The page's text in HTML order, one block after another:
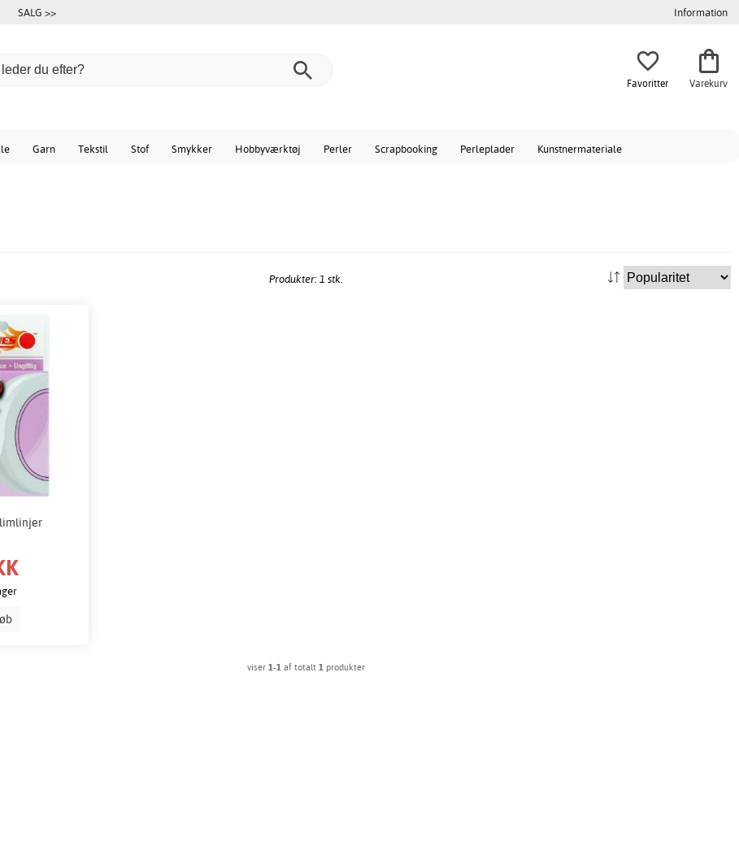
SALG >> Information
Favoritter Varekurv
Garn Tekstil Stof Smykker Hobbyværktøj Perler Scrapbooking Perleplader Kunstnermateriale
Produkter: 1 stk.
viser 1-1 af totalt 1 produkter